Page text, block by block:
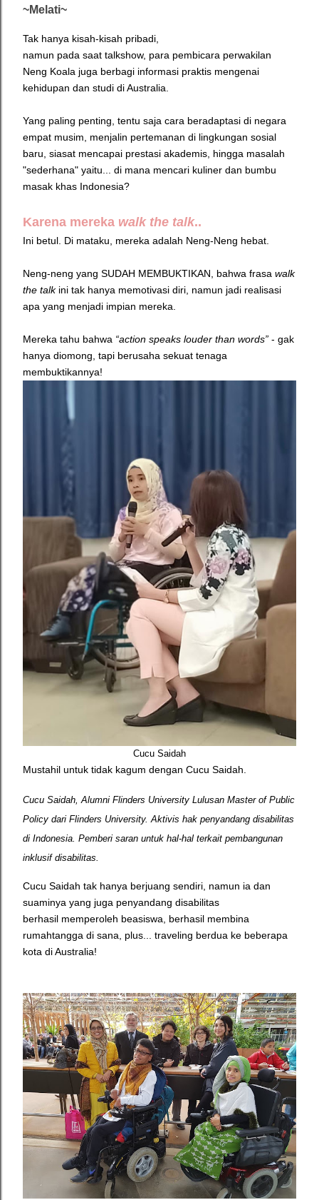
~Melati~
Tak hanya kisah-kisah pribadi,
namun pada saat talkshow, para pembicara perwakilan
Neng Koala juga berbagi informasi praktis mengenai
kehidupan dan studi di Australia.
Yang paling penting, tentu saja cara beradaptasi di negara
empat musim, menjalin pertemanan di lingkungan sosial
baru, siasat mencapai prestasi akademis, hingga masalah
"sederhana" yaitu... di mana mencari kuliner dan bumbu
masak khas Indonesia?
Karena mereka walk the talk..
Ini betul. Di mataku, mereka adalah Neng-Neng hebat.
Neng-neng yang SUDAH MEMBUKTIKAN, bahwa frasa walk
the talkini tak hanya memotivasi diri, namun jadi realisasi
apa yang menjadi impian mereka.
Mereka tahu bahwa “action speaks louder than words” - gak
hanya diomong, tapi berusaha sekuat tenaga
membuktikannya!
Cucu Saidah
Mustahil untuk tidak kagum dengan Cucu Saidah.
Cucu Saidah, Alumni Flinders University Lulusan Master of Public
Policy dari Flinders University. Aktivis hak penyandang disabilitas
di Indonesia. Pemberi saran untuk hal-hal terkait pembangunan
inklusif disabilitas.
Cucu Saidah tak hanya berjuang sendiri, namun ia dan
suaminya yang juga penyandang disabilitas
berhasil memperoleh beasiswa,
berhasil membina
rumahtangga di sana, plus... traveling berdua ke beberapa
kota di Australia!